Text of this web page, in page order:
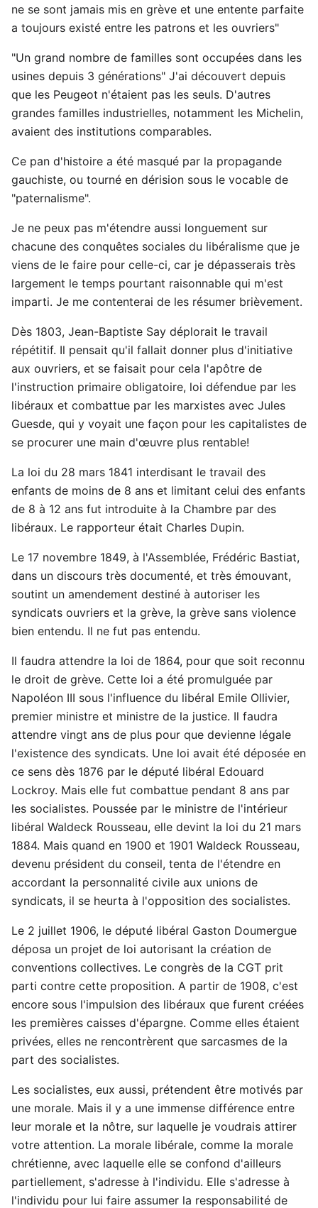
ne se sont jamais mis en grève et une entente parfaite
a toujours existé entre les patrons et les ouvriers"
"Un grand nombre de familles sont occupées dans les
usines depuis 3 générations" J'ai découvert depuis
que les Peugeot n'étaient pas les seuls. D'autres
grandes familles industrielles, notamment les Michelin,
avaient des institutions comparables.
Ce pan d'histoire a été masqué par la propagande
gauchiste, ou tourné en dérision sous le vocable de
"paternalisme".
Je ne peux pas m'étendre aussi longuement sur
chacune des conquêtes sociales du libéralisme que je
viens de le faire pour celle-ci, car je dépasserais très
largement le temps pourtant raisonnable qui m'est
imparti. Je me contenterai de les résumer brièvement.
Dès 1803, Jean-Baptiste Say déplorait le travail
répétitif. Il pensait qu'il fallait donner plus d'initiative
aux ouvriers, et se faisait pour cela l'apôtre de
l'instruction primaire obligatoire, loi défendue par les
libéraux et combattue par les marxistes avec Jules
Guesde, qui y voyait une façon pour les capitalistes de
se procurer une main d'œuvre plus rentable!
La loi du 28 mars 1841 interdisant le travail des
enfants de moins de 8 ans et limitant celui des enfants
de 8 à 12 ans fut introduite à la Chambre par des
libéraux. Le rapporteur était Charles Dupin.
Le 17 novembre 1849, à l'Assemblée, Frédéric Bastiat,
dans un discours très documenté, et très émouvant,
soutint un amendement destiné à autoriser les
syndicats ouvriers et la grève, la grève sans violence
bien entendu. Il ne fut pas entendu.
Il faudra attendre la loi de 1864, pour que soit reconnu
le droit de grève. Cette loi a été promulguée par
Napoléon III sous l'influence du libéral Emile Ollivier,
premier ministre et ministre de la justice. Il faudra
attendre vingt ans de plus pour que devienne légale
l'existence des syndicats. Une loi avait été déposée en
ce sens dès 1876 par le député libéral Edouard
Lockroy. Mais elle fut combattue pendant 8 ans par
les socialistes. Poussée par le ministre de l'intérieur
libéral Waldeck Rousseau, elle devint la loi du 21 mars
1884. Mais quand en 1900 et 1901 Waldeck Rousseau,
devenu président du conseil, tenta de l'étendre en
accordant la personnalité civile aux unions de
syndicats, il se heurta à l'opposition des socialistes.
Le 2 juillet 1906, le député libéral Gaston Doumergue
déposa un projet de loi autorisant la création de
conventions collectives. Le congrès de la CGT prit
parti contre cette proposition. A partir de 1908, c'est
encore sous l'impulsion des libéraux que furent créées
les premières caisses d'épargne. Comme elles étaient
privées, elles ne rencontrèrent que sarcasmes de la
part des socialistes.
Les socialistes, eux aussi, prétendent être motivés par
une morale. Mais il y a une immense différence entre
leur morale et la nôtre, sur laquelle je voudrais attirer
votre attention. La morale libérale, comme la morale
chrétienne, avec laquelle elle se confond d'ailleurs
partiellement, s'adresse à l'individu. Elle s'adresse à
l'individu pour lui faire assumer la responsabilité de